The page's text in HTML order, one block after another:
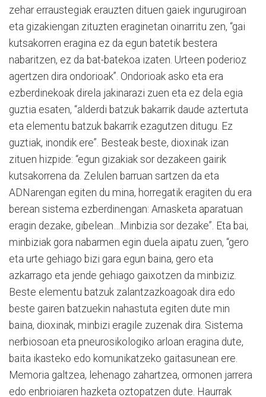
zehar erraustegiak erauzten dituen gaiek ingurugiroan
eta gizakiengan zituzten eraginetan oinarritu zen, “gai
kutsakorren eragina ez da egun batetik bestera
nabaritzen, ez da bat-batekoa izaten. Urteen poderioz
agertzen dira ondorioak”. Ondorioak asko eta era
ezberdinekoak direla jakinarazi zuen eta ez dela egia
guztia esaten, “alderdi batzuk bakarrik daude aztertuta
eta elementu batzuk bakarrik ezagutzen ditugu. Ez
guztiak, inondik ere”. Besteak beste, dioxinak izan
zituen hizpide: “egun gizakiak sor dezakeen gairik
kutsakorrena da. Zelulen barruan sartzen da eta
ADNarengan egiten du mina, horregatik eragiten du era
berean sistema ezberdinengan: Arnasketa aparatuan
eragin dezake, gibelean…Minbizia sor dezake”. Eta bai,
minbiziak gora nabarmen egin duela aipatu zuen, “gero
eta urte gehiago bizi gara egun baina, gero eta
azkarrago eta jende gehiago gaixotzen da minbiziz.
Beste elementu batzuk zalantzazkoagoak dira edo
beste gairen batzuekin nahastuta egiten dute min
baina, dioxinak, minbizi eragile zuzenak dira. Sistema
nerbiosoan eta pneurosikologiko arloan eragina dute,
baita ikasteko edo komunikatzeko gaitasunean ere.
Memoria galtzea, lehenago zahartzea, ormonen jarrera
edo enbrioiaren hazketa oztopatzen dute. Haurrak